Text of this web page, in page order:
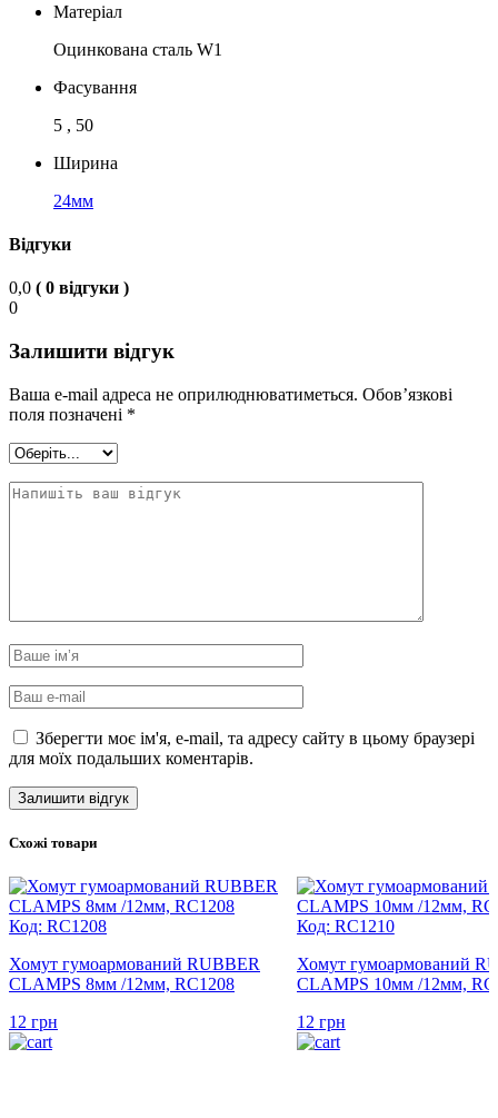
Матеріал
Оцинкована сталь W1
Фасування
5 , 50
Ширина
24мм
Відгуки
0,0 ( 0 відгуки )
0
Залишити відгук
Ваша e-mail адреса не оприлюднюватиметься. Обов’язкові
поля позначені *
Зберегти моє ім'я, e-mail, та адресу сайту в цьому браузері
для моїх подальших коментарів.
Схожі товари
Код: RC1208
Хомут гумоармований RUBBER
CLAMPS 8мм /12мм, RC1208
12 грн
Код: RC1210
Хомут гумоармований
CLAMPS 10мм /12мм,
12 грн